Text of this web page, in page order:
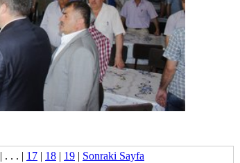
| . . . | 17 | 18 | 19 | Sonraki Sayfa